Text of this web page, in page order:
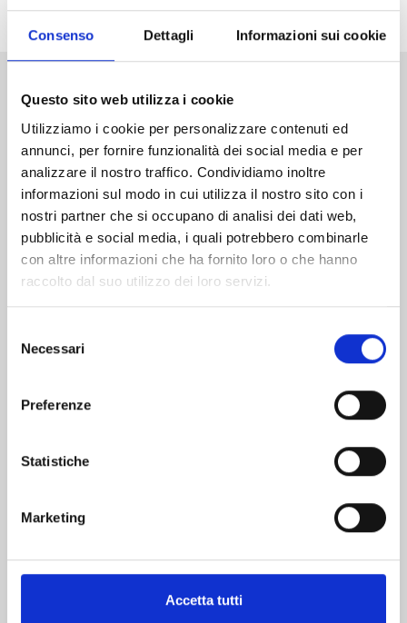
Consenso Dettagli Informazioni sui cookie
Questo sito web utilizza i cookie
Utilizziamo i cookie per personalizzare contenuti ed
annunci, per fornire funzionalità dei social media e per
analizzare il nostro traffico. Condividiamo inoltre
informazioni sul modo in cui utilizza il nostro sito con i
nostri partner che si occupano di analisi dei dati web,
pubblicità e social media, i quali potrebbero combinarle
con altre informazioni che ha fornito loro o che hanno
raccolto dal suo utilizzo dei loro servizi.
delNecessari
Preferenze
Statistiche
Marketing
Accetta tutti
Altri volumi della serie